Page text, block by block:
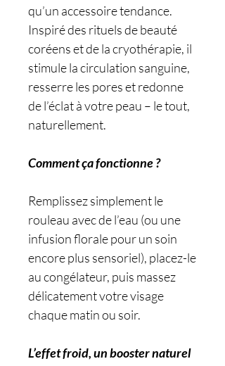
qu’un accessoire tendance.
Inspiré des rituels de beauté
coréens et de la cryothérapie, il
stimule la circulation sanguine,
resserre les pores et redonne
de l’éclat à votre peau – le tout,
naturellement.
Comment ça fonctionne ?
Remplissez simplement le
rouleau avec de l’eau (ou une
infusion florale pour un soin
encore plus sensoriel), placez-le
au congélateur, puis massez
délicatement votre visage
chaque matin ou soir.
L’effet froid, un booster naturel